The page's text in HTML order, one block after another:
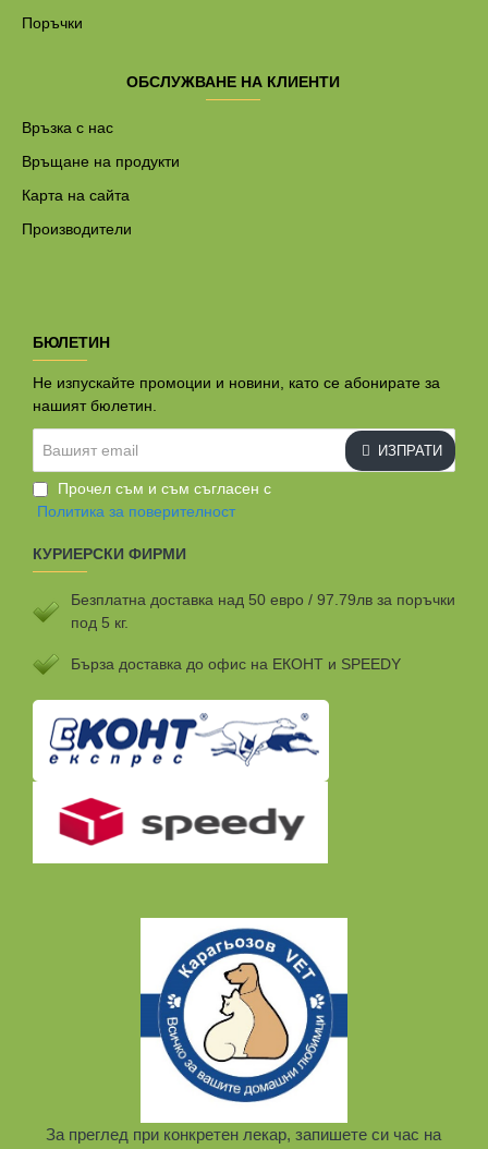
Поръчки
ОБСЛУЖВАНЕ НА КЛИЕНТИ
Връзка с нас
Връщане на продукти
Карта на сайта
Производители
БЮЛЕТИН
Не изпускайте промоции и новини, като се абонирате за
нашият бюлетин.
email
ИЗПРАТИ
Прочел съм и съм съгласен с
Политика за поверителност
КУРИЕРСКИ ФИРМИ
Безплатна доставка над 50 евро / 97.79лв за поръчки
под 5 кг.
Бързa доставка до офис на ЕКОНТ и SPEEDY
За преглед при конкретен лекар, запишете си час на